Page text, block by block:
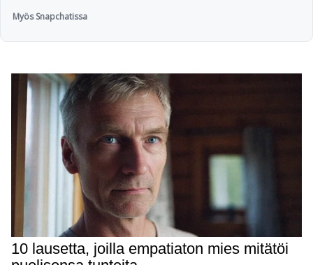
Myös Snapchatissa